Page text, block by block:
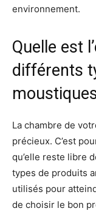
environnement.
Quelle est
différents
La chambre de
précieux. C’est
qu’elle reste libre
types de produits
utilisés pour
de choisir le bon